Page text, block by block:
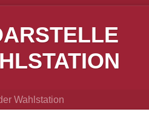
Wahlstation